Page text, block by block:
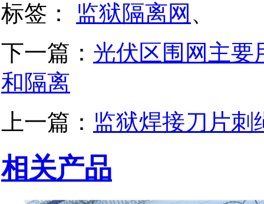
标签： 监狱隔离网 、
下一篇： 光伏区围网主要
和隔离
上一篇： 监狱焊接刀片刺
相关产品